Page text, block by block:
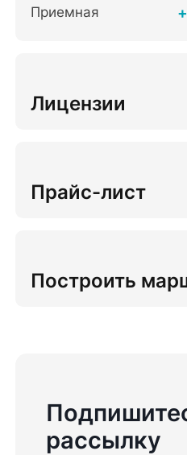
Приемная
Лицензии
Прайс-лист
Построить
рассылку